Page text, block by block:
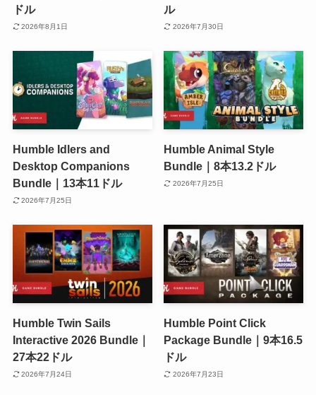
ドル
2026年8月1日
ル
2026年7月30日
Humble Idlers and
Desktop Companions
Bundle｜13本11ドル
2026年7月25日
Humble Animal Style
Bundle｜8本13.2ドル
2026年7月25日
Humble Twin Sails
Interactive 2026 Bundle｜
27本22ドル
2026年7月24日
Humble Point Click
Package Bundle｜9本16.5
ドル
2026年7月23日